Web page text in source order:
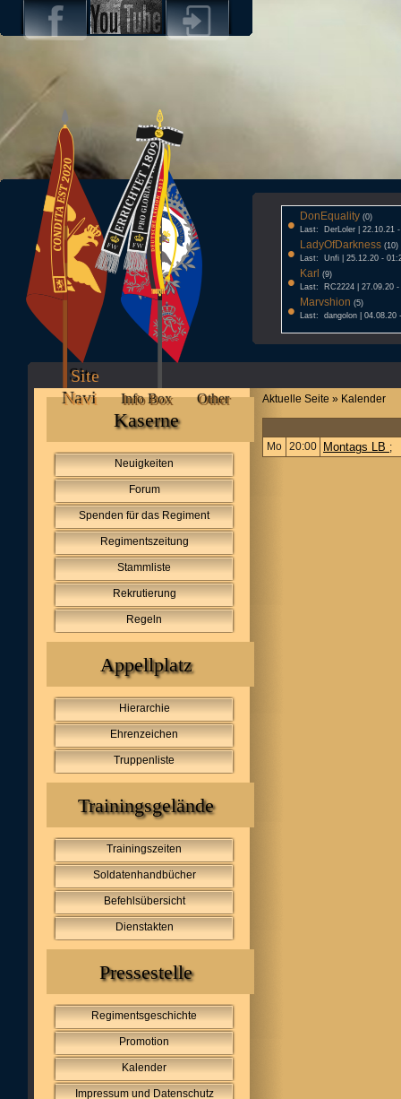
• DonEquality (0)
Last: DerLoler | 22.10.21
• LadyOfDarkness (10)
Last: Unfi | 25.12.20 -
• Karl (9)
Last: RC2224 | 27.09.20 -
• Marvshion (5)
Last: dangolon | 04.08.20
Site
Navi
Info Box Other
Kaserne
Neuigkeiten
Forum
Spenden für das Regiment
Regimentszeitung
Stammliste
Rekrutierung
Regeln
Appellplatz
Hierarchie
Ehrenzeichen
Truppenliste
Trainingsgelände
Trainingszeiten
Soldatenhandbücher
Befehlsübersicht
Dienstakten
Pressestelle
Regimentsgeschichte
Promotion
Kalender
Impressum und Datenschutz
Aktuelle Seite » Kalender
Mo 20:00 Montags LB ;